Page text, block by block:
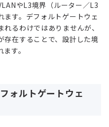
やL3境界（ルーター／L3
ます。デフォルトゲートウェ
るわけではありませんが、
存在することで、設計した境
す。
ォルトゲートウェ